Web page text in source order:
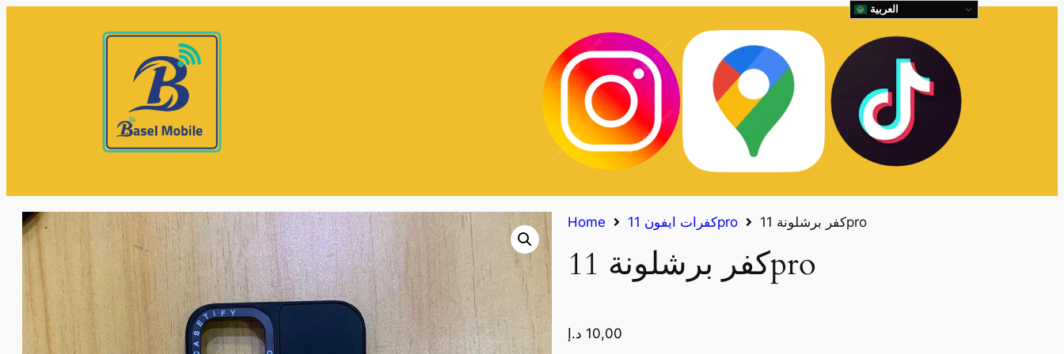
Home كفرات ايفون 11pro كفر برشلونة 11pro
كفر برشلونة 11pro
10,00 د.إ
العربية